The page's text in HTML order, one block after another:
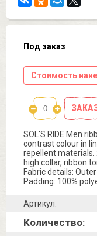
Под заказ
Стоимость
SOL'S RIDE Men
contrast colour in
repellent materials.
high collar, ribbon
Fabric details:
Padding: 100%
Артикул:
Количество: